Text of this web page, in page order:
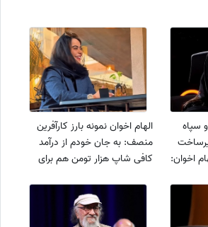
سپاه
اخوان:
الهام اخوان نمونه بارز کارآفرین
منصف: به جان خودم از درآمد
کافی شاپ هزار تومن هم برای
ها رو واریز می کنم+فیلم